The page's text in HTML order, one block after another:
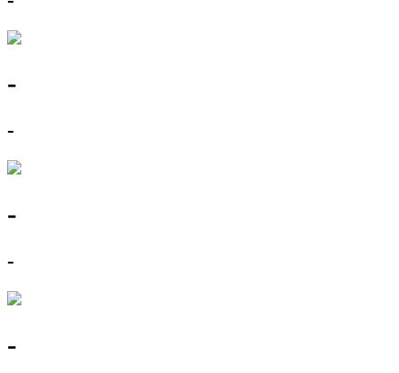
-
-
-
-
-